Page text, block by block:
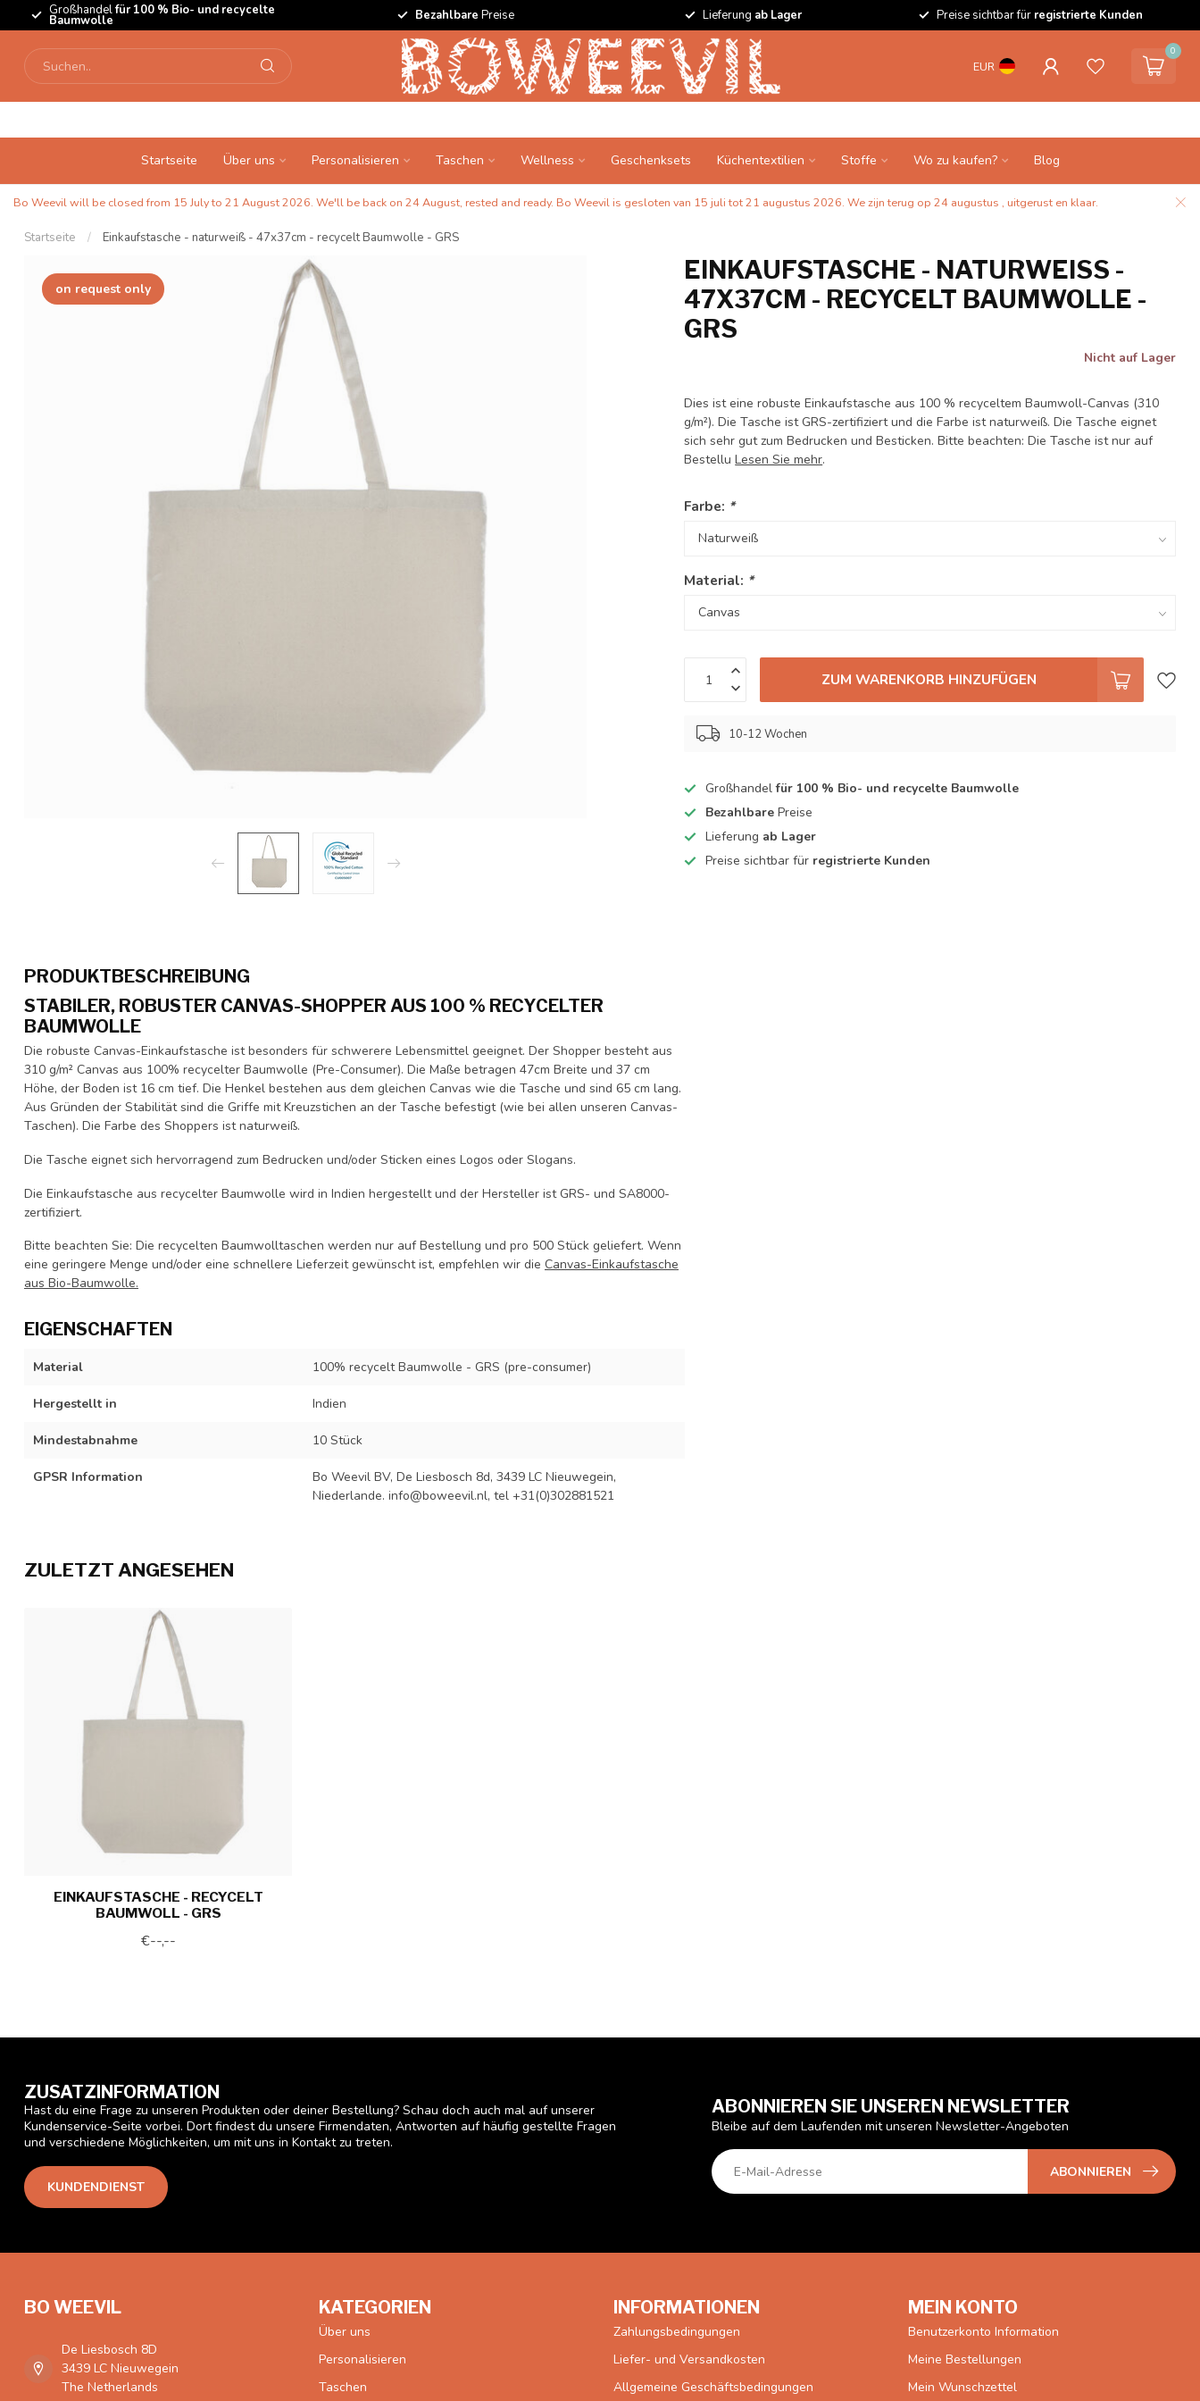
Großhandelfür 100 % Bio- und recycelte
Baumwolle Bezahlbare Preise Lieferung ab Lager Preise sichtbar für registrierte Kunden
EUR
0
Startseite Über uns Personalisieren Taschen Wellness Geschenksets Küchentextilien Stoffe Wo zu kaufen? Blog
Bo Weevil will be closed from 15 July to 21 August 2026. We'll be back on 24 August, rested and ready. Bo Weevil is gesloten van 15 juli tot 21 augustus 2026. We zijn terug op 24 augustus , uitgerust en klaar.
Startseite / Einkaufstasche - naturweiß - 47x37cm - recycelt Baumwolle - GRS
on request only
EINKAUFSTASCHE - NATURWEISS - 4
7X37CM - RECYCELT BAUMWOLLE - G
RS
Nicht auf Lager
Dies ist eine robuste Einkaufstasche aus 100 % recyceltem Baumwoll-Canvas (310
g/m²). Die Tasche ist GRS-zertifiziert und die Farbe ist naturweiß. Die Tasche eignet
sich sehr gut zum Bedrucken und Besticken. Bitte beachten: Die Tasche ist nur auf
BestelluLesen Sie mehr.
Farbe: *
Material: *
ZUM WARENKORB HINZUFÜGEN
10-12 Wochen
Großhandelfür 100 % Bio- und recycelte Baumwolle
Bezahlbare Preise
Lieferung ab Lager
Preise sichtbar für registrierte Kunden
PRODUKTBESCHREIBUNG
STABILER, ROBUSTER CANVAS-SHOPPER AUS 100 % RECYCELTER
BAUMWOLLE
Die robuste Canvas-Einkaufstasche ist besonders für schwerere Lebensmittel geeignet. Der Shopper besteht aus
310 g/m² Canvas aus 100% recycelter Baumwolle (Pre-Consumer). Die Maße betragen 47cm Breite und 37 cm
Höhe, der Boden ist 16 cm tief. Die Henkel bestehen aus dem gleichen Canvas wie die Tasche und sind 65 cm lang.
Aus Gründen der Stabilität sind die Griffe mit Kreuzstichen an der Tasche befestigt (wie bei allen unseren Canvas-
Taschen). Die Farbe des Shoppers ist naturweiß.
Die Tasche eignet sich hervorragend zum Bedrucken und/oder Sticken eines Logos oder Slogans.
Die Einkaufstasche aus recycelter Baumwolle wird in Indien hergestellt und der Hersteller ist GRS- und SA8000-
zertifiziert.
Bitte beachten Sie: Die recycelten Baumwolltaschen werden nur auf Bestellung und pro 500 Stück geliefert. Wenn
eine geringere Menge und/oder eine schnellere Lieferzeit gewünscht ist, empfehlen wir die Canvas-Einkaufstasche
aus Bio-Baumwolle.
EIGENSCHAFTEN
Material 100% recycelt Baumwolle - GRS (pre-consumer)
Hergestellt in Indien
Mindestabnahme 10 Stück
GPSR Information
Bo Weevil BV, De Liesbosch 8d, 3439 LC Nieuwegein,
Niederlande. info@boweevil.nl, tel +31(0)302881521
ZULETZT ANGESEHEN
EINKAUFSTASCHE - RECYCELT
BAUMWOLL - GRS
€--,--
ZUSATZINFORMATION
Hast du eine Frage zu unseren Produkten oder deiner Bestellung? Schau doch auch mal auf unserer
Kundenservice-Seite vorbei. Dort findest du unsere Firmendaten, Antworten auf häufig gestellte Fragen
und verschiedene Möglichkeiten, um mit uns in Kontakt zu treten.
KUNDENDIENST
ABONNIEREN SIE UNSEREN NEWSLETTER
Bleibe auf dem Laufenden mit unseren Newsletter-Angeboten
ABONNIEREN
BO WEEVIL
De Liesbosch 8D
3439 LC Nieuwegein
The Netherlands
KATEGORIEN
Über uns
Personalisieren
Taschen
INFORMATIONEN
Zahlungsbedingungen
Liefer- und Versandkosten
Allgemeine Geschäftsbedingungen
MEIN KONTO
Benutzerkonto Information
Meine Bestellungen
Mein Wunschzettel